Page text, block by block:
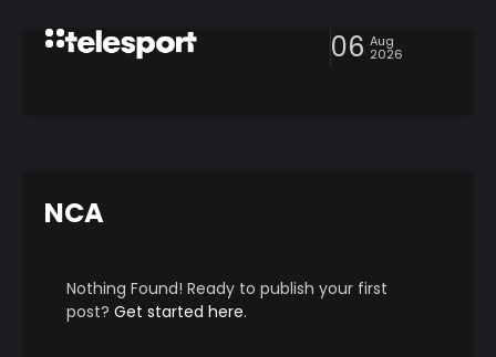
06 Aug
2026
NCA
Nothing Found! Ready to publish your first
post? Get started here.